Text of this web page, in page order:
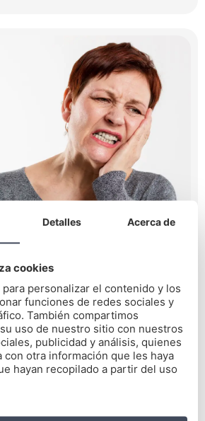
¿Qué hacer y cómo
Detalles Acerca de
cookies
personalizar el contenido y los
funciones de redes sociales y
También compartimos
uso de nuestro sitio con nuestros
publicidad y análisis, quienes
con otra información que les haya
hayan recopilado a partir del uso